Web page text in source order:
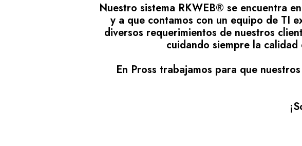
Nuestro sistema RKWEB®️ se encuentra
y a que contamos con un equipo de TI
diversos requerimientos de nuestros
cuidando siempre la
En Pross trabajamos para que